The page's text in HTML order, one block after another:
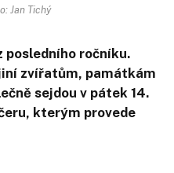
Jan Tichý
posledního ročníku.
zvířatům, památkám
sejdou v pátek 14.
kterým provede